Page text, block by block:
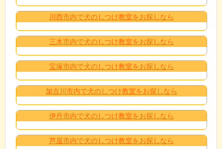
川西市内で犬のしつけ教室をお探しなら
三木市内で犬のしつけ教室をお探しなら
宝塚市内で犬のしつけ教室をお探しなら
加古川市内で犬のしつけ教室をお探しなら
伊丹市内で犬のしつけ教室をお探しなら
芦屋市内で犬のしつけ教室をお探しなら